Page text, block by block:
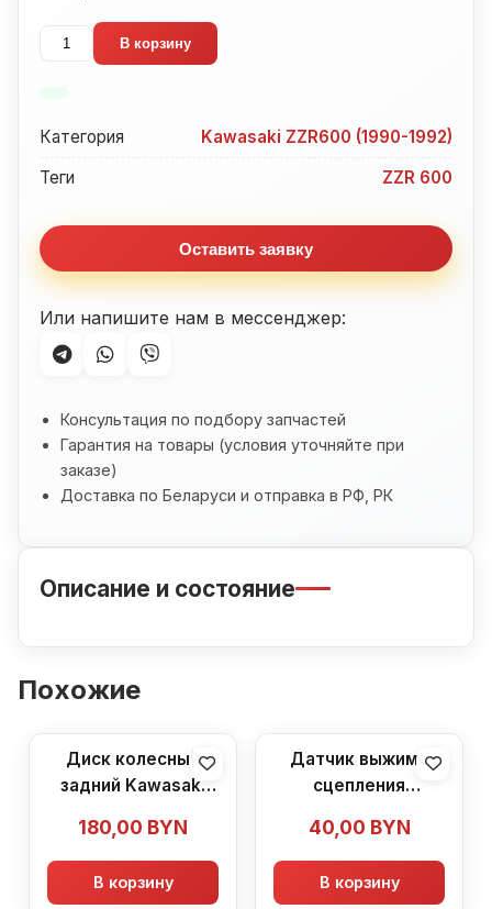
Количество
товара
в
сборе
ZZR600
(1990-
1992)
В корзину
Категория
Kawasaki ZZR600 (1990-1992)
Теги
ZZR 600
Оставить заявку
Или напишите нам в мессенджер:
Консультация по подбору запчастей
Гарантия на товары (условия уточняйте при
заказе)
Доставка по Беларуси и отправка в РФ, РК
Описание и состояние
Похожие
Диск колесный
задний Kawasaki
180,00 BYN
В корзину
Датчик выжима
сцепления
(1990-1992)
40,00 BYN
В корзину